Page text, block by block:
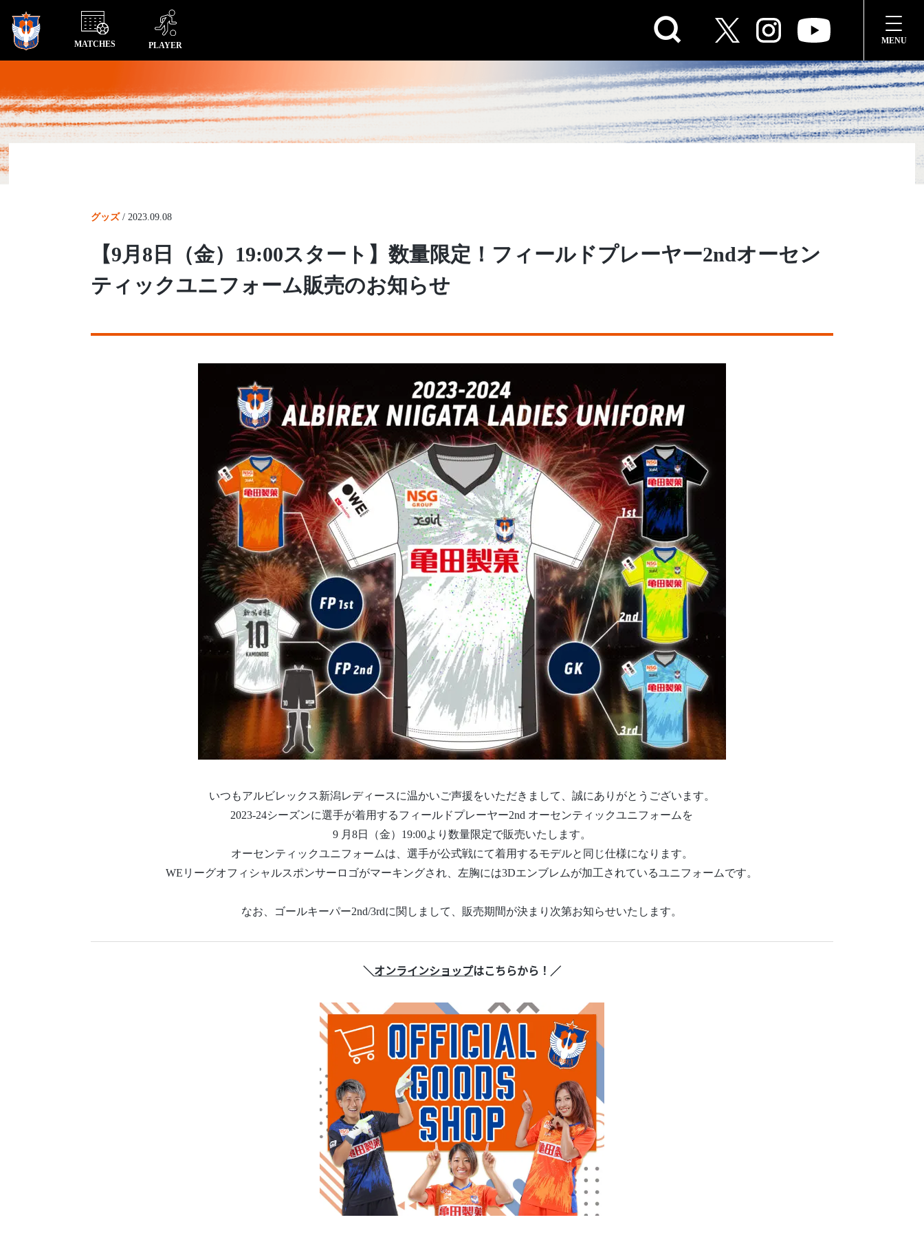
MATCHES PLAYER
グッズ / 2023.09.08
【9月8日（金）19:00スタート】数量限定！フィールドプレーヤー2ndオーセン
ティックユニフォーム販売のお知らせ
いつもアルビレックス新潟レディースに温かいご声援をいただきまして、誠にありがとうございます。
2023-24シーズンに選手が着用するフィールドプレーヤー2nd オーセンティックユニフォームを
9 月8日（金）19:00より数量限定で販売いたします。
オーセンティックユニフォームは、選手が公式戦にて着用するモデルと同じ仕様になります。
WEリーグオフィシャルスポンサーロゴがマーキングされ、左胸には3Dエンブレムが加工されているユニフォームです。
なお、ゴールキーパー2nd/3rdに関しまして、販売期間が決まり次第お知らせいたします。
＼オンラインショップはこちらから！／